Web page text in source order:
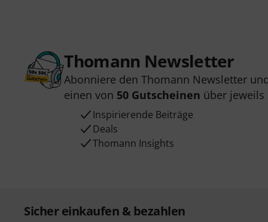
Thomann Newsletter
Abonniere den Thomann Newsletter
einen von 50 Gutscheinen über jeweils
Inspirierende Beiträge
Deals
Thomann Insights
Sicher einkaufen & bezahlen